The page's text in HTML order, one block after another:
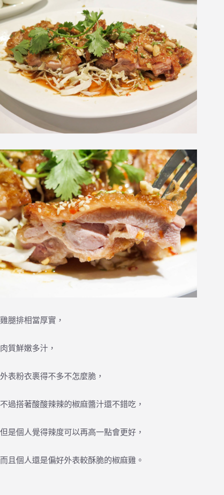
雞腿排相當厚實，
肉質鮮嫩多汁，
外表粉衣裹得不多不怎麼脆，
不過搭著酸酸辣辣的椒麻醬汁還不錯吃，
但是個人覺得辣度可以再高一點會更好，
而且個人還是偏好外表較酥脆的椒麻雞。